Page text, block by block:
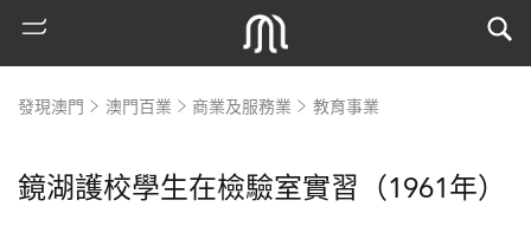
發現澳門 澳門百業 商業及服務業 教育事業
鏡湖護校學生在檢驗室實習（1961年）